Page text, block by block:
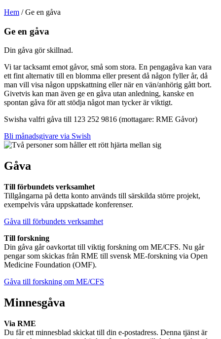
Hem /Ge en gåva
Ge en gåva
Din gåva gör skillnad.
Vi tar tacksamt emot gåvor, små som stora. En pengagåva kan vara
ett fint alternativ till en blomma eller present då någon fyller år, då
man vill visa någon uppskattning eller när en vän/anhörig gått bort.
Givetvis kan man även ge en gåva utan anledning, kanske en
spontan gåva för att stödja något man tycker är viktigt.
Swisha valfri gåva till 123 252 9816 (mottagare: RME Gåvor)
Bli månadsgivare via Swish
Gåva
Till förbundets verksamhet
Tillgångarna på detta konto används till särskilda större projekt,
exempelvis våra uppskattade konferenser.
Gåva till förbundets verksamhet
Till forskning
Din gåva går oavkortat till viktig forskning om ME/CFS. Nu går
pengar som skickas från RME till svensk ME-forskning via Open
Medicine Foundation (OMF).
Gåva till forskning om ME/CFS
Minnesgåva
Via RME
Du får ett minnesblad skickat till din e-postadress. Denna tjänst är